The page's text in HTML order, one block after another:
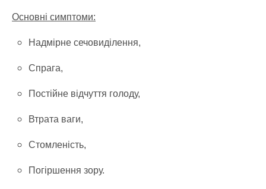
Основні симптоми:
Надмірне сечовиділення,
Спрага,
Постійне відчуття голоду,
Втрата ваги,
Стомленість,
Погіршення зору.